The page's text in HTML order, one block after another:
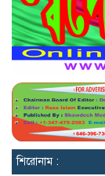
শিরোনাম :
ওপরে দ্য